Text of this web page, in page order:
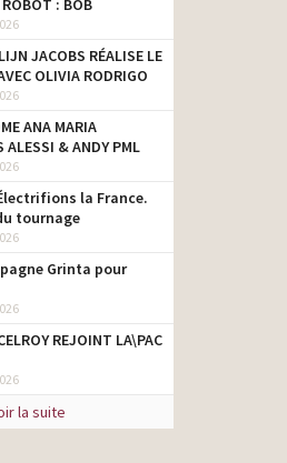
: BOB
JACOBS RÉALISE LE
OLIVIA RODRIGO
ANA MARIA
ALESSI & ANDY PML
la France.
tournage
Grinta pour
REJOINT LA\PAC
la suite